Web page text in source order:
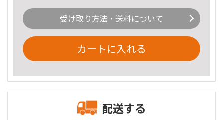
受け取り方法・送料について
カートに入れる
配送する